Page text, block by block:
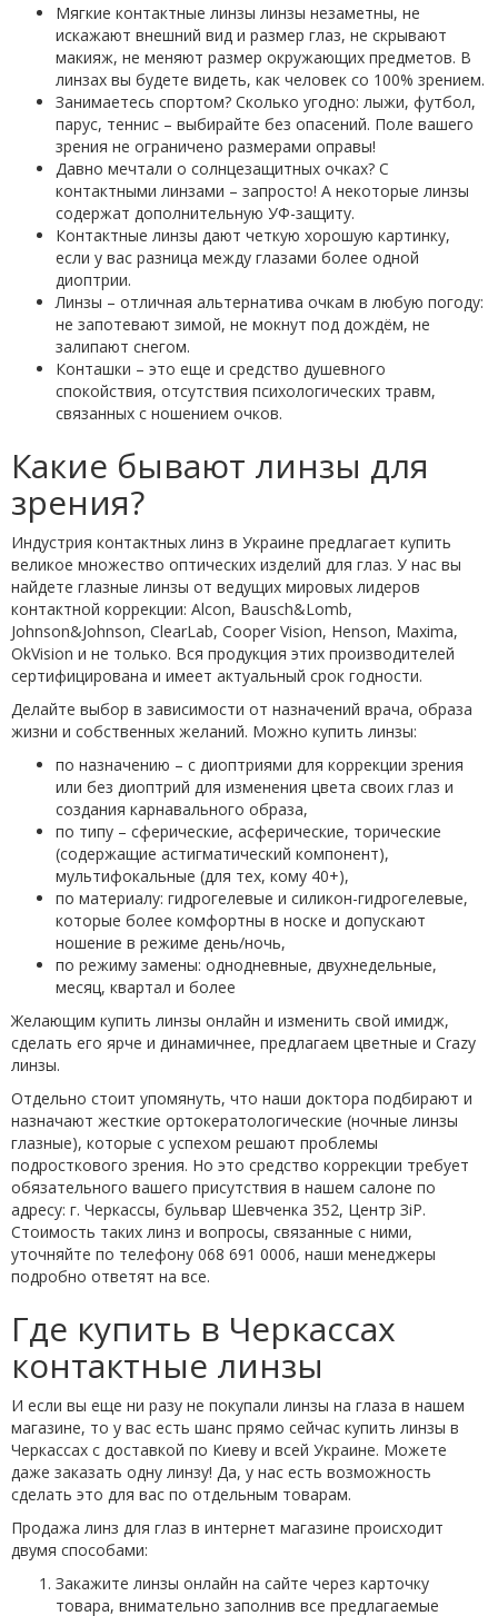
Мягкие контактные линзы линзы незаметны, не
искажают внешний вид и размер глаз, не скрывают
макияж, не меняют размер окружающих предметов. В
линзах вы будете видеть, как человек со 100% зрением.
Занимаетесь спортом? Сколько угодно: лыжи, футбол,
парус, теннис – выбирайте без опасений. Поле вашего
зрения не ограничено размерами оправы!
Давно мечтали о солнцезащитных очках? С
контактными линзами – запросто! А некоторые линзы
содержат дополнительную УФ-защиту.
Контактные линзы дают четкую хорошую картинку,
если у вас разница между глазами более одной
диоптрии.
Линзы – отличная альтернатива очкам в любую погоду:
не запотевают зимой, не мокнут под дождём, не
залипают снегом.
Конташки – это еще и средство душевного
спокойствия, отсутствия психологических травм,
связанных с ношением очков.
Какие бывают линзы для
зрения?
Индустрия контактных линз в Украине предлагает купить
великое множество оптических изделий для глаз. У нас вы
найдете глазные линзы от ведущих мировых лидеров
контактной коррекции: Alсon, Bausch&Lomb,
Johnson&Johnson, ClearLab, Cooper Vision, Henson, Maxima,
OkVision и не только. Вся продукция этих производителей
сертифицирована и имеет актуальный срок годности.
Делайте выбор в зависимости от назначений врача, образа
жизни и собственных желаний. Можно купить линзы:
по назначению – с диоптриями для коррекции зрения
или без диоптрий для изменения цвета своих глаз и
создания карнавального образа,
по типу – сферические, асферические, торические
(содержащие астигматический компонент),
мультифокальные (для тех, кому 40+),
по материалу: гидрогелевые и силикон-гидрогелевые,
которые более комфортны в носке и допускают
ношение в режиме день/ночь,
по режиму замены: однодневные, двухнедельные,
месяц, квартал и более
Желающим купить линзы онлайн и изменить свой имидж,
сделать его ярче и динамичнее, предлагаем цветные и Crazy
линзы.
Отдельно стоит упомянуть, что наши доктора подбирают и
назначают жесткие ортокератологические (ночные линзы
глазные), которые с успехом решают проблемы
подросткового зрения. Но это средство коррекции требует
обязательного вашего присутствия в нашем салоне по
адресу: г. Черкассы, бульвар Шевченка 352, Центр ЗіР.
Стоимость таких линз и вопросы, связанные с ними,
уточняйте по телефону 068 691 0006, наши менеджеры
подробно ответят на все.
Где купить в Черкассах
контактные линзы
И если вы еще ни разу не покупали линзы на глаза в нашем
магазине, то у вас есть шанс прямо сейчас купить линзы в
Черкассах с доставкой по Киеву и всей Украине. Можете
даже заказать одну линзу! Да, у нас есть возможность
сделать это для вас по отдельным товарам.
Продажа линз для глаз в интернет магазине происходит
двумя способами:
Закажите линзы онлайн на сайте через карточку
товара, внимательно заполнив все предлагаемые